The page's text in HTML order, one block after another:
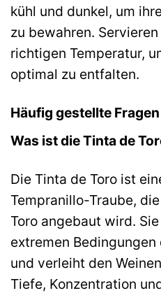
kühl und dunkel, um
zu bewahren.
richtigen Temperatur,
optimal zu entfalten.
Häufig gestellte
Was ist die Tinta de
Die Tinta de Toro ist
Tempranillo-Traube,
Toro angebaut wird.
extremen
und verleiht den
Tiefe, Konzentration